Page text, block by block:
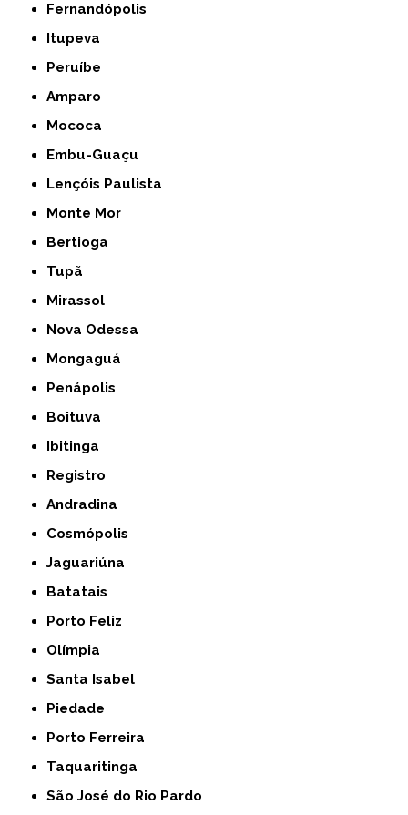
Fernandópolis
Itupeva
Peruíbe
Amparo
Mococa
Embu-Guaçu
Lençóis Paulista
Monte Mor
Bertioga
Tupã
Mirassol
Nova Odessa
Mongaguá
Penápolis
Boituva
Ibitinga
Registro
Andradina
Cosmópolis
Jaguariúna
Batatais
Porto Feliz
Olímpia
Santa Isabel
Piedade
Porto Ferreira
Taquaritinga
São José do Rio Pardo